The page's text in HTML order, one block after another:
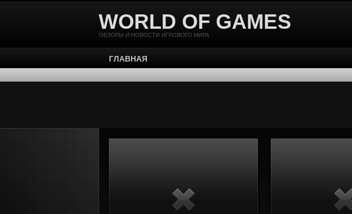
WORLD OF GAMES
ОБЗОРЫ И НОВОСТИ ИГРОВОГО МИРА
ГЛАВНАЯ